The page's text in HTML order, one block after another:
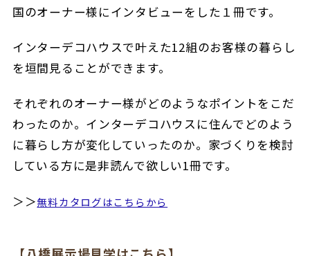
国のオーナー様にインタビューをした１冊です。
インターデコハウスで叶えた12組のお客様の暮らし
を垣間見ることができます。
それぞれのオーナー様がどのようなポイントをこだ
わったのか。インターデコハウスに住んでどのよう
に暮らし方が変化していったのか。家づくりを検討
している方に是非読んで欲しい1冊です。
＞＞無料カタログはこちらから